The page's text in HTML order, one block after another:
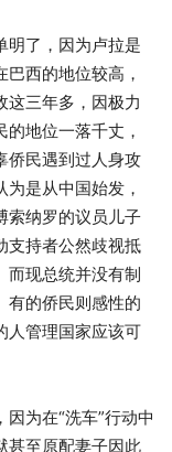
明了，因为卢拉是
西的地位较高，
这三年多，因极力
地位一落千丈，
侨民遇到过人身攻
是从中国始发，
索纳罗的议员儿子
支持者公然歧视抵
现总统并没有制
有的侨民则感性的
人管理国家应该可
为在“洗车”行动中
甚至原配妻子因此